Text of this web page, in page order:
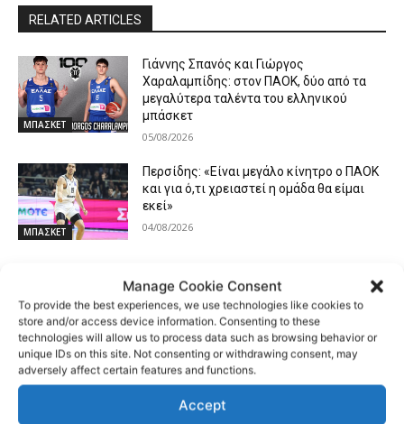
Manage Cookie Consent
To provide the best experiences, we use technologies like cookies to
store and/or access device information. Consenting to these
technologies will allow us to process data such as browsing behavior or
unique IDs on this site. Not consenting or withdrawing consent, may
adversely affect certain features and functions.
Accept
RELATED ARTICLES
ΜΠΑΣΚΕΤ
Γιάννης Σπανός και Γιώργος
Χαραλαμπίδης: στον ΠΑΟΚ, δύο από τα
μεγαλύτερα ταλέντα του ελληνικού
μπάσκετ
05/08/2026
ΜΠΑΣΚΕΤ
Περσίδης: «Είναι μεγάλο κίνητρο ο ΠΑΟΚ
και για ό,τι χρειαστεί η ομάδα θα είμαι
εκεί»
04/08/2026
ΜΠΑΣΚΕΤ
ως επικεφαλής Strength & Conditioning
coach του αναπτυξιακού προγράμματος
του ΠΑΟΚ
04/08/2026